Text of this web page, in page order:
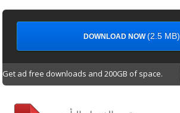
Get ad free downloads and 200GB of space.
DOWNLOAD NOW(2.5 MB)